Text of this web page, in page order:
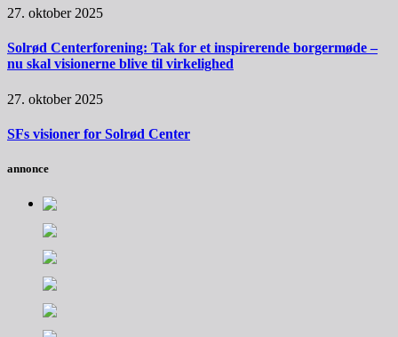
27. oktober 2025
Solrød Centerforening: Tak for et inspirerende borgermøde –
nu skal visionerne blive til virkelighed
27. oktober 2025
SFs visioner for Solrød Center
annonce